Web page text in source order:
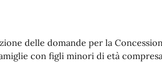
delle domande per la
con figli minori di età